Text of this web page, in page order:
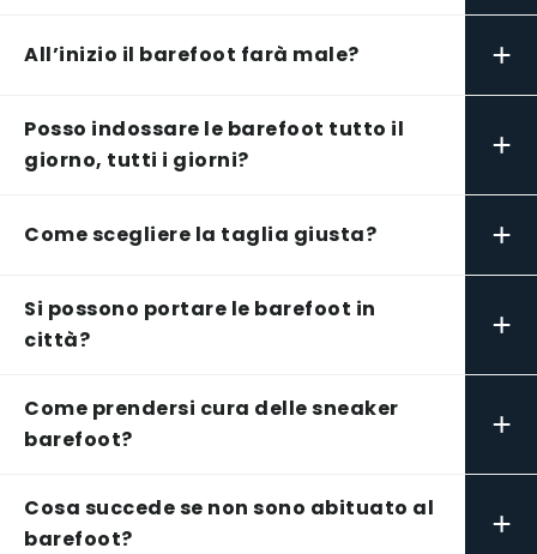
All’inizio il barefoot farà male? +
Posso indossare le barefoot tutto il
giorno, tutti i giorni?
+
Come scegliere la taglia giusta? +
Si possono portare le barefoot in
città?
+
Come prendersi cura delle sneaker
barefoot?
+
Cosa succede se non sono abituato al
barefoot?
+